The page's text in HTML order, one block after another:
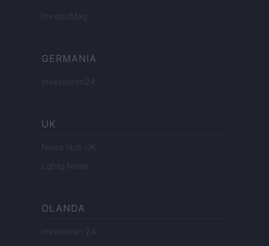
InvestirMag
GERMANIA
Investieren24
UK
News Hub UK
Lgbtq News
OLANDA
Investeren 24